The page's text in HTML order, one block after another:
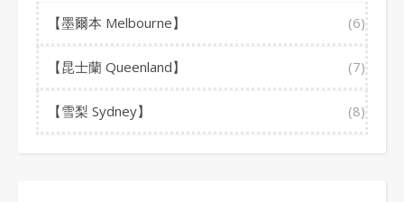
【墨爾本 Melbourne】 (6)
【昆士蘭 Queenland】 (7)
【雪梨 Sydney】 (8)